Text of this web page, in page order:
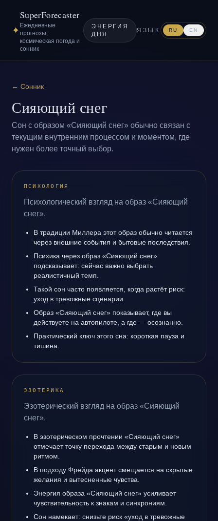
✦
SuperForecaster
Ежедневные
прогнозы,
космическая погода и
сонник
ЭНЕРГИЯ
ДНЯ
ЯЗЫК RU EN
← Сонник
Сияющий снег
Сон с образом «Сияющий снег» обычно связан с
текущим внутренним процессом и моментом, где
нужен более точный выбор.
ПСИХОЛОГИЯ
Психологический взгляд на образ «Сияющий
снег».
В традиции Миллера этот образ обычно читается
через внешние события и бытовые последствия.
Психика через образ «Сияющий снег»
подсказывает: сейчас важно выбрать
реалистичный темп.
Такой сон часто появляется, когда растёт риск:
уход в тревожные сценарии.
Образ «Сияющий снег» показывает, где вы
действуете на автопилоте, а где — осознанно.
Практический ключ этого сна: короткая пауза и
тишина.
ЭЗОТЕРИКА
Эзотерический взгляд на образ «Сияющий
снег».
В эзотерическом прочтении «Сияющий снег»
отмечает точку перехода между старым и новым
ритмом.
В подходу Фрейда акцент смещается на скрытые
желания и вытесненные чувства.
Энергия образа «Сияющий снег» усиливает
чувствительность к знакам и синхрониям.
Сон намекает: снизьте риск «уход в тревожные